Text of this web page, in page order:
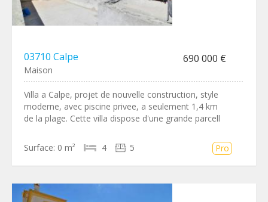
03710 Calpe 690 000 €
Maison
Villa a Calpe, projet de nouvelle construction, style
moderne, avec piscine privee, a seulement 1,4 km
de la plage. Cette villa dispose d'une grande parcell
Surface: 0 m² 4 5 Pro